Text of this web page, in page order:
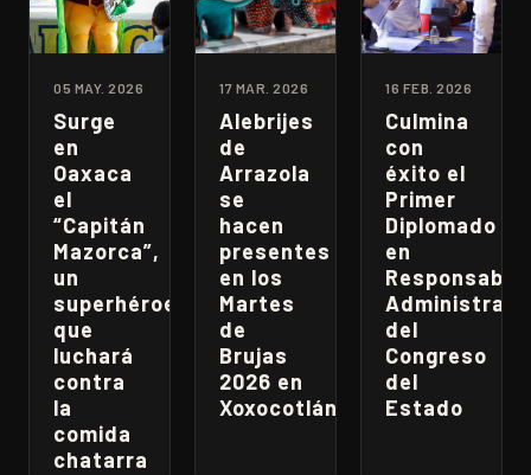
05 MAY. 2026
Surge
en
Oaxaca
el
“Capitán
Mazorca”,
un
superhéroe
que
luchará
contra
la
comida
chatarra
17 MAR. 2026
Alebrijes
de
Arrazola
se
hacen
presentes
en los
Martes
de
Brujas
2026 en
Xoxocotlán
16 FEB. 2026
Culmina
con
éxito el
Primer
Diplomado
en
del
Congreso
del
Estado